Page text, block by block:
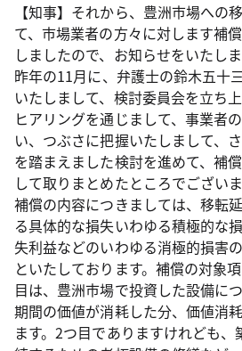
【知事】それから、豊洲市場への
て、市場業者の方々に対します補
しましたので、お知らせをいたしま
昨年の11月に、弁護士の鈴木五十
いたしまして、検討委員会を立ち
ヒアリングを通じまして、事業者
い、つぶさに把握いたしまして、
を踏まえました検討を進めて、補
して取りまとめたところでございま
補償の内容につきましては、移転
る具体的な損失いわゆる積極的な
失利益などのいわゆる消極的損害
といたしております。補償の対象
目は、豊洲市場で投資した設備に
期間の価値が消耗した分、価値消
ます。2つ目でありますけれども